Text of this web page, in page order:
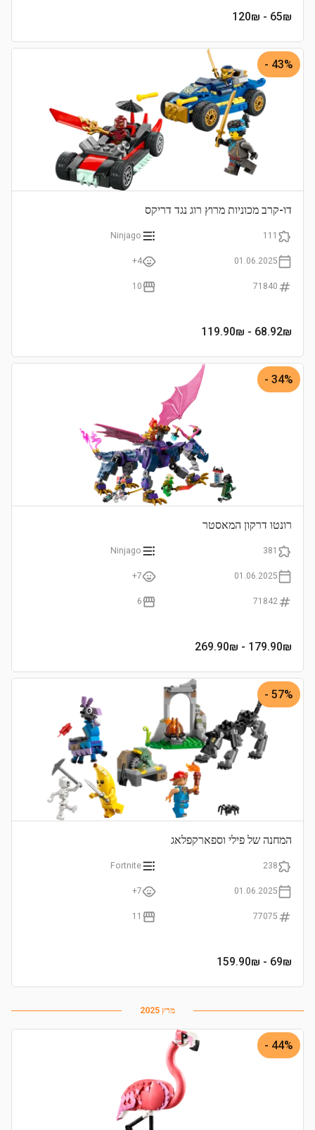
65₪
- 120₪
43% -
דו-קרב מכוניות מרוץ רוג נגד דריקס
111
Ninjago
01.06.2025
4+
71840
10
68.92₪
- 119.90₪
34% -
רונטו דרקון המאסטר
381
Ninjago
01.06.2025
7+
71842
6
179.90₪
- 269.90₪
57% -
המחנה של פילי וספארקפלאג
238
Fortnite
01.06.2025
7+
77075
11
69₪
- 159.90₪
מרץ 2025
44% -